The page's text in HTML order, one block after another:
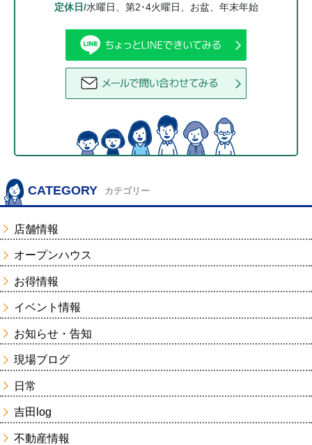
定休日/水曜日、第2･4火曜日、お盆、年末年始
CATEGORY カテゴリー
店舗情報
オープンハウス
お得情報
イベント情報
お知らせ・告知
現場ブログ
日常
吉田log
不動産情報